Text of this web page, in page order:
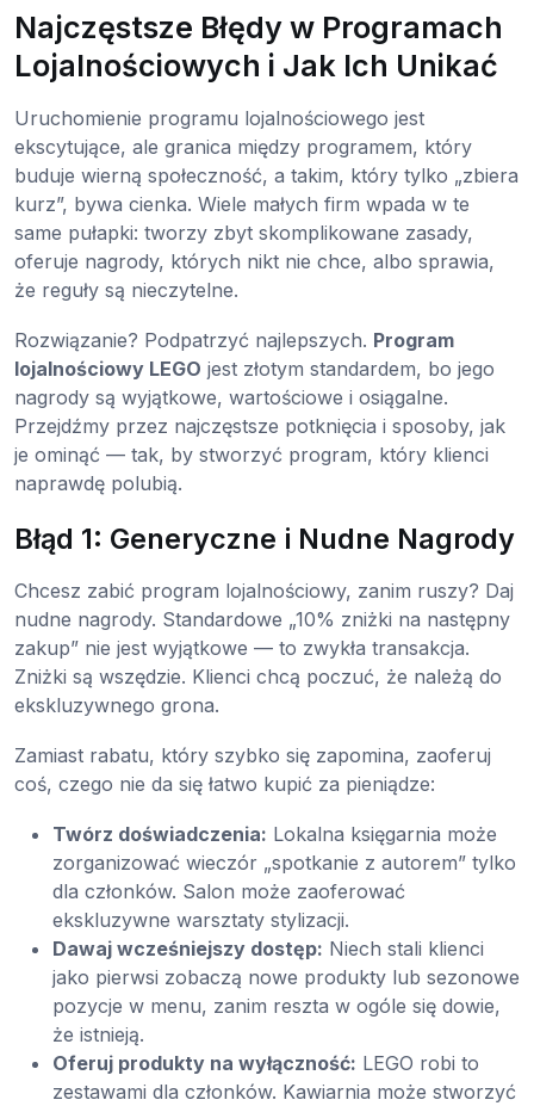
Najczęstsze Błędy w Programach
Lojalnościowych i Jak Ich Unikać
Uruchomienie programu lojalnościowego jest
ekscytujące, ale granica między programem, który
buduje wierną społeczność, a takim, który tylko „zbiera
kurz”, bywa cienka. Wiele małych firm wpada w te
same pułapki: tworzy zbyt skomplikowane zasady,
oferuje nagrody, których nikt nie chce, albo sprawia,
że reguły są nieczytelne.
Rozwiązanie? Podpatrzyć najlepszych. Program
lojalnościowy LEGO jest złotym standardem, bo jego
nagrody są wyjątkowe, wartościowe i osiągalne.
Przejdźmy przez najczęstsze potknięcia i sposoby, jak
je ominąć — tak, by stworzyć program, który klienci
naprawdę polubią.
Błąd 1: Generyczne i Nudne Nagrody
Chcesz zabić program lojalnościowy, zanim ruszy? Daj
nudne nagrody. Standardowe „10% zniżki na następny
zakup” nie jest wyjątkowe — to zwykła transakcja.
Zniżki są wszędzie. Klienci chcą poczuć, że należą do
ekskluzywnego grona.
Zamiast rabatu, który szybko się zapomina, zaoferuj
coś, czego nie da się łatwo kupić za pieniądze:
Twórz doświadczenia: Lokalna księgarnia może
zorganizować wieczór „spotkanie z autorem” tylko
dla członków. Salon może zaoferować
ekskluzywne warsztaty stylizacji.
Dawaj wcześniejszy dostęp: Niech stali klienci
jako pierwsi zobaczą nowe produkty lub sezonowe
pozycje w menu, zanim reszta w ogóle się dowie,
że istnieją.
Oferuj produkty na wyłączność: LEGO robi to
zestawami dla członków. Kawiarnia może stworzyć